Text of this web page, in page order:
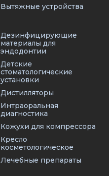
Вытяжные устройства
Дезинфицирующие
материалы для
эндодонтии
Детские
стоматологические
установки
Дистилляторы
Интраоральная
диагностика
Кожухи для компрессора
Кресло
косметологическое
Лечебные препараты